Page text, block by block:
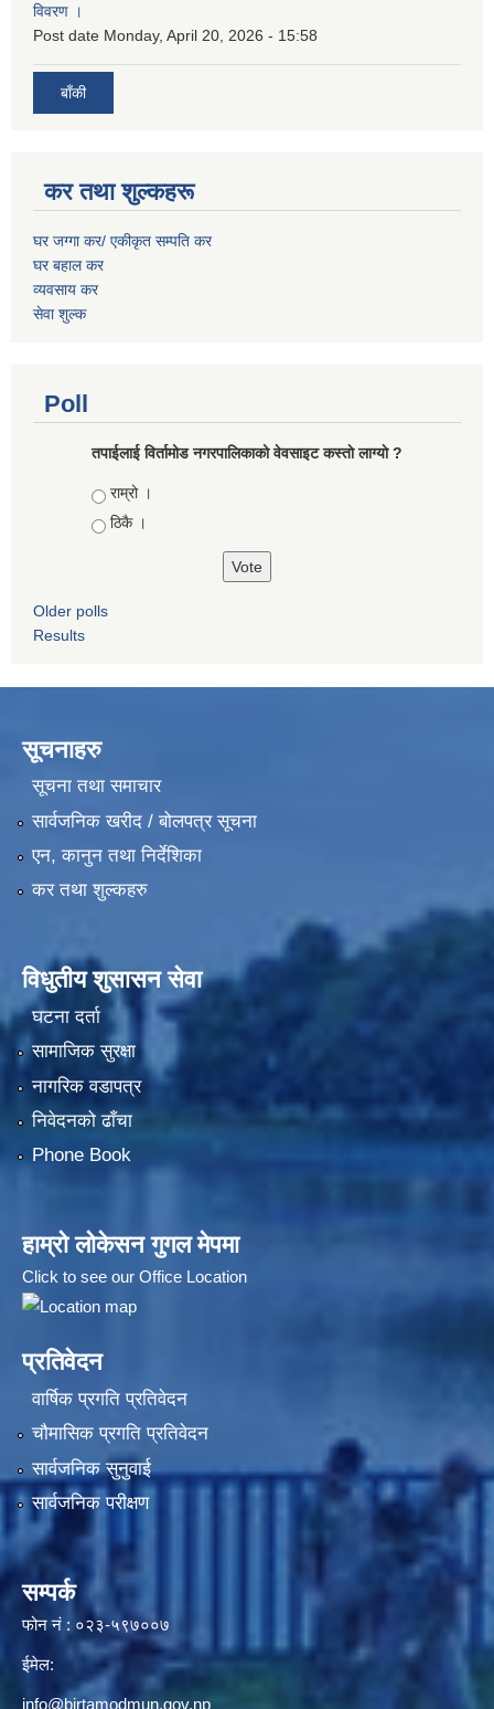
विवरण ।
Post date Monday, April 20, 2026 - 15:58
बाँकी
कर तथा शुल्कहरू
घर जग्गा कर/ एकीकृत सम्पति कर
घर बहाल कर
व्यवसाय कर
सेवा शुल्क
Poll
तपाईलाई विर्तामोड नगरपालिकाको वेवसाइट कस्ताे लाग्याे ?
Choices
राम्रो ।
ठिकै ।
Older polls
Results
सूचनाहरु
सूचना तथा समाचार
सार्वजनिक खरीद / बोलपत्र सूचना
एन, कानुन तथा निर्देशिका
कर तथा शुल्कहरु
विधुतीय शुसासन सेवा
घटना दर्ता
सामाजिक सुरक्षा
नागरिक वडापत्र
निवेदनको ढाँचा
Phone Book
हाम्रो लोकेसन गुगल मेपमा
Click to see our Office Location
प्रतिवेदन
वार्षिक प्रगति प्रतिवेदन
चौमासिक प्रगति प्रतिवेदन
सार्वजनिक सुनुवाई
सार्वजनिक परीक्षण
सम्पर्क
फोन नं : ०२३-५९७००७
ईमेल:
info@birtamodmun.gov.np